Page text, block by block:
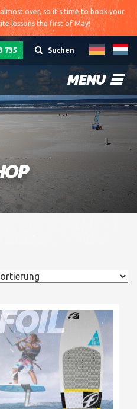
over, so it's time to book your
lessons the first of May!
Suchen
735
MENU